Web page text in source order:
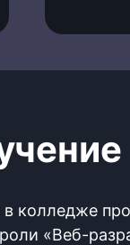
колледже
«Веб-